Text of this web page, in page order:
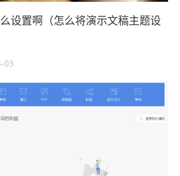
设置啊（怎么将演示文稿主题设
03